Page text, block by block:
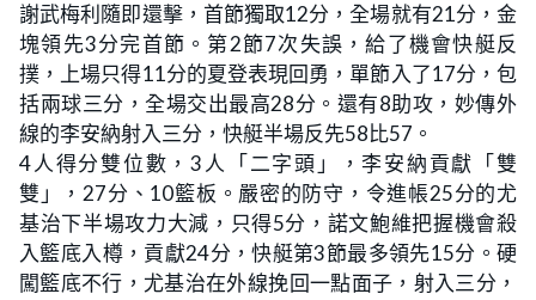
謝武梅利隨即還擊，首節獨取12分，全場就有21分，金
塊領先3分完首節。第2節7次失誤，給了機會快艇反
撲，上場只得11分的夏登表現回勇，單節入了17分，包
括兩球三分，全場交出最高28分。還有8助攻，妙傳外
線的李安納射入三分，快艇半場反先58比57。
4人得分雙位數，3人「二字頭」，李安納貢獻「雙
雙」，27分、10籃板。嚴密的防守，令進帳25分的尤
基治下半場攻力大減，只得5分，諾文鮑維把握機會殺
入籃底入樽，貢獻24分，快艇第3節最多領先15分。硬
闖籃底不行，尤基治在外線挽回一點面子，射入三分，